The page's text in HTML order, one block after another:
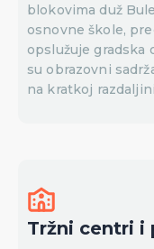
blokovima duž
osnovne škole,
opslužuje gradska
su obrazovni
na kratkoj
Tržni centri i